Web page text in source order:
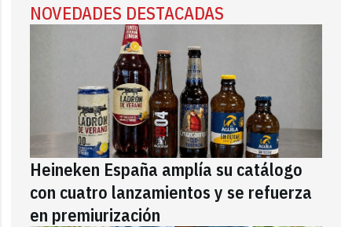
NOVEDADES DESTACADAS
Heineken España amplía su catálogo
con cuatro lanzamientos y se refuerza
en premiurización